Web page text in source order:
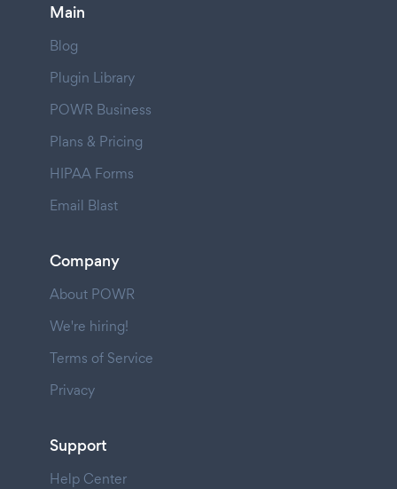
Main
Blog
Plugin Library
POWR Business
Plans & Pricing
HIPAA Forms
Email Blast
Company
About POWR
We're hiring!
Terms of Service
Privacy
Support
Help Center